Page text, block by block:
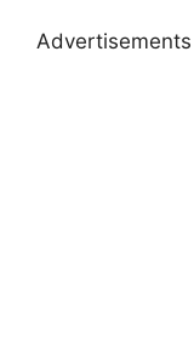
Advertisements